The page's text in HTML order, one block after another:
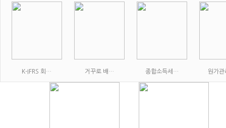
K-IFRS 회… 거꾸로 배… 종합소득세… 원가